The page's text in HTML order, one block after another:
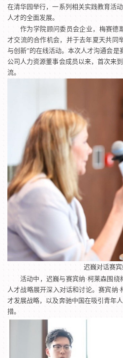
在清华园举行，一系列相关实践教育活
人才的全面发展。
作为学院顾问委员会企业，梅赛德
才交流的合作机会，并于去年夏天共同
与创新”的在线活动。本次人才沟通会是
公司人力资源董事会成员以来，首次来
流。
迟巍对话赛宾
活动中，迟巍与赛宾纳·柯莱森围
人才战略展开深入对话和讨论。赛宾纳
才发展战略，以及奔驰中国在吸引青年
措。